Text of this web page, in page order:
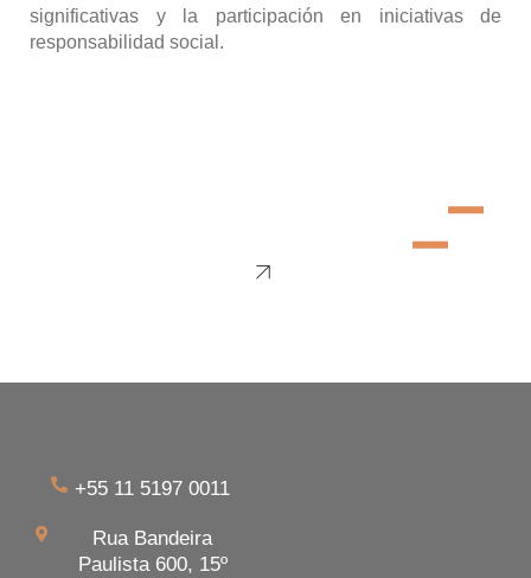
significativas y la participación en iniciativas de
responsabilidad social.
+55 11 5197 0011
Rua Bandeira
Paulista 600, 15º